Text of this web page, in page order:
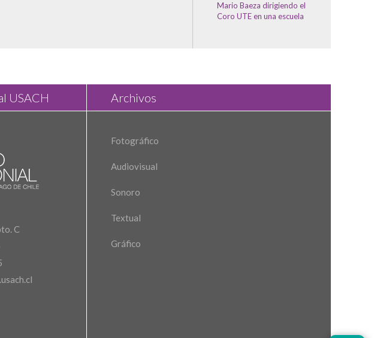
Mario Baeza dirigiendo el
Coro UTE en una escuela
USACH
C
Archivos
Fotográfico
Audiovisual
Sonoro
Textual
Gráfico